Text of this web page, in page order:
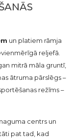
un platiem rāmja
reljefā.
mitrā māla gruntī,
ātruma pārslēgs –
režīms –
centrs un
pat tad, kad